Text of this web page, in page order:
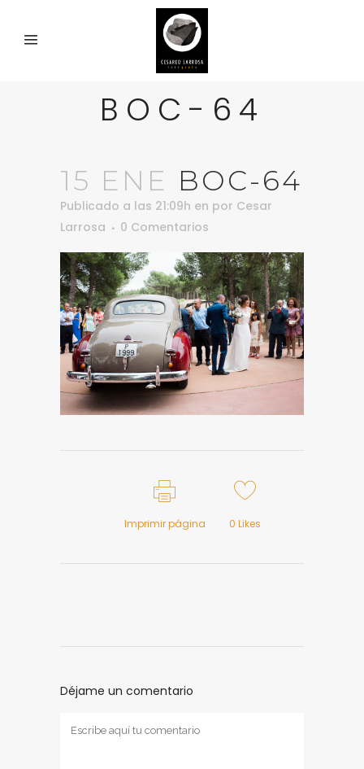
BOC-64
15 ENE BOC-64
Publicado a las 21:09h en por Cesar
Larrosa
0 Comentarios
Imprimir página 0 Likes
Déjame un comentario